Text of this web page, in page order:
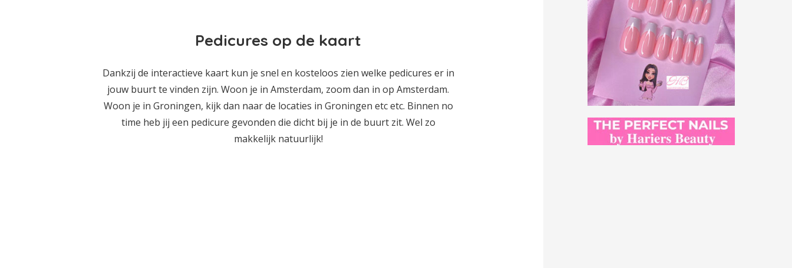
Pedicures op de kaart
Dankzij de interactieve kaart kun je snel en kosteloos zien welke pedicures er in
jouw buurt te vinden zijn. Woon je in Amsterdam, zoom dan in op Amsterdam.
Woon je in Groningen, kijk dan naar de locaties in Groningen etc etc. Binnen no
time heb jij een pedicure gevonden die dicht bij je in de buurt zit. Wel zo
makkelijk natuurlijk!